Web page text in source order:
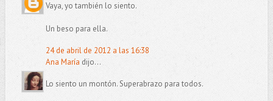
Vaya, yo también lo siento.
Un beso para ella.
24 de abril de 2012 a las 16:38
Ana María dijo...
Lo siento un montón. Superabrazo para todos.